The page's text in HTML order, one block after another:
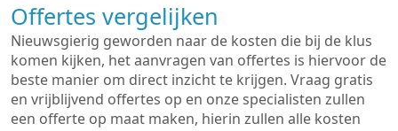
Offertes vergelijken
Nieuwsgierig geworden naar de kosten die bij de klus
komen kijken, het aanvragen van offertes is hiervoor de
beste manier om direct inzicht te krijgen. Vraag gratis
en vrijblijvend offertes op en onze specialisten zullen
een offerte op maat maken, hierin zullen alle kosten